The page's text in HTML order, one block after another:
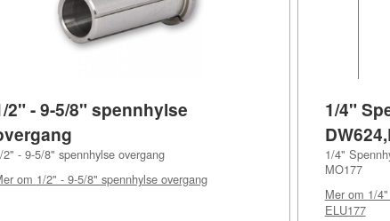
2" - 9-5/8" spennhylse
2" - 9-5/8" spennhylse overgang
om 1/2" - 9-5/8" spennhylse overgang
1/4"
1/4"
MO177
Mer om 1/
ELU177